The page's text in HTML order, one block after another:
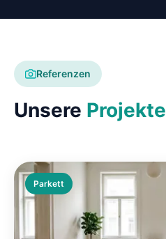
Referenzen
Unsere Projekte
Parkett